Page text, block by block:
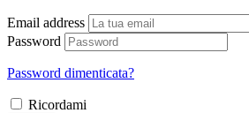
Email address
Password
Password dimenticata?
Ricordami